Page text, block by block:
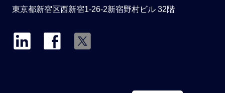
東京都新宿区西新宿1-26-2新宿野村ビル 32階